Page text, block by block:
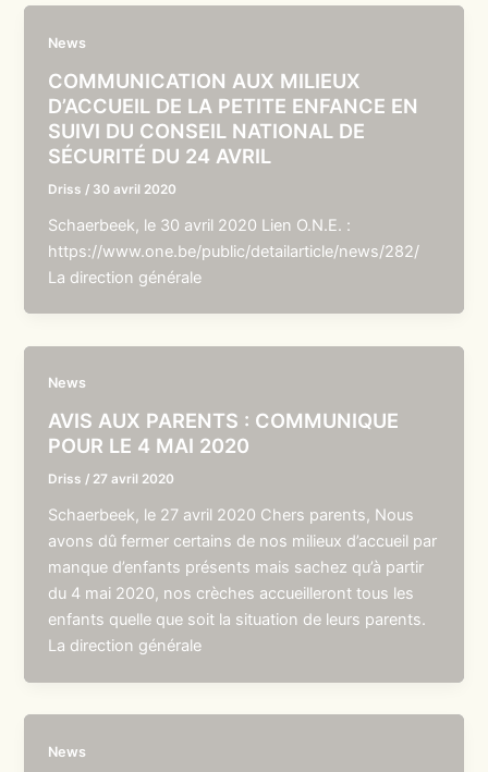
News
COMMUNICATION AUX MILIEUX
D’ACCUEIL DE LA PETITE ENFANCE EN
SUIVI DU CONSEIL NATIONAL DE
SÉCURITÉ DU 24 AVRIL
Driss / 30 avril 2020
Schaerbeek, le 30 avril 2020 Lien O.N.E. :
https://www.one.be/public/detailarticle/news/282/
La direction générale
News
AVIS AUX PARENTS : COMMUNIQUE
POUR LE 4 MAI 2020
Driss / 27 avril 2020
Schaerbeek, le 27 avril 2020 Chers parents, Nous
avons dû fermer certains de nos milieux d’accueil par
manque d’enfants présents mais sachez qu’à partir
du 4 mai 2020, nos crèches accueilleront tous les
enfants quelle que soit la situation de leurs parents.
La direction générale
News